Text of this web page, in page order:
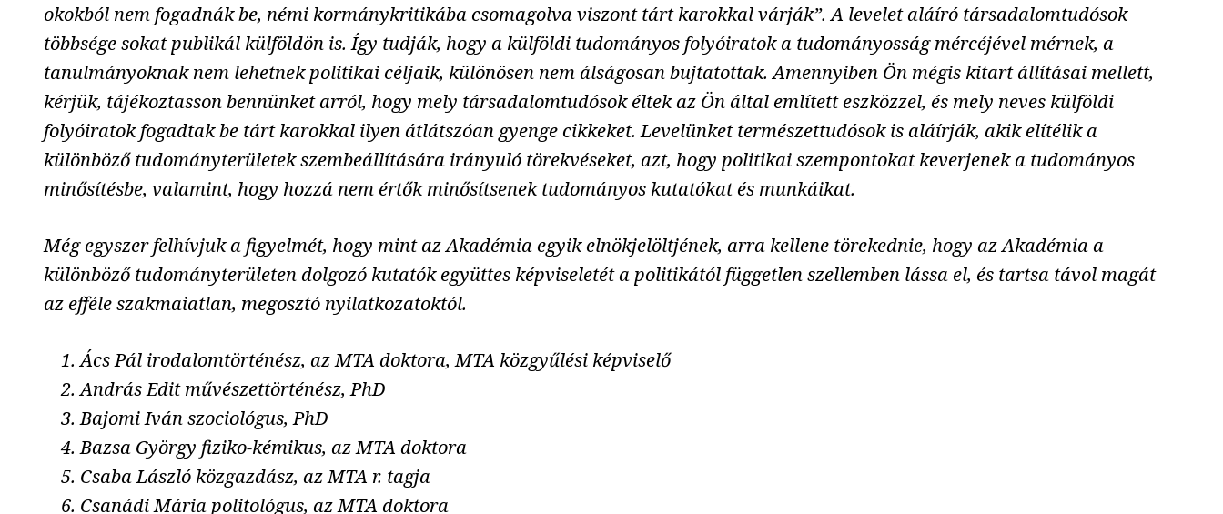
okokból nem fogadnák be, némi kormánykritikába csomagolva viszont tárt karokkal várják”. A levelet aláíró társadalomtudósok
többsége sokat publikál külföldön is. Így tudják, hogy a külföldi tudományos folyóiratok a tudományosság mércéjével mérnek, a
tanulmányoknak nem lehetnek politikai céljaik, különösen nem álságosan bujtatottak. Amennyiben Ön mégis kitart állításai mellett,
kérjük, tájékoztasson bennünket arról, hogy mely társadalomtudósok éltek az Ön által említett eszközzel, és mely neves külföldi
folyóiratok fogadtak be tárt karokkal ilyen átlátszóan gyenge cikkeket. Levelünket természettudósok is aláírják, akik elítélik a
különböző tudományterületek szembeállítására irányuló törekvéseket, azt, hogy politikai szempontokat keverjenek a tudományos
minősítésbe, valamint, hogy hozzá nem értők minősítsenek tudományos kutatókat és munkáikat.
Még egyszer felhívjuk a figyelmét, hogy mint az Akadémia egyik elnökjelöltjének, arra kellene törekednie, hogy az Akadémia a
különböző tudományterületen dolgozó kutatók együttes képviseletét a politikától független szellemben lássa el, és tartsa távol magát
az efféle szakmaiatlan, megosztó nyilatkozatoktól.
Ács Pál irodalomtörténész, az MTA doktora, MTA közgyűlési képviselő
András Edit művészettörténész, PhD
Bajomi Iván szociológus, PhD
Bazsa György fiziko-kémikus, az MTA doktora
Csaba László közgazdász, az MTA r. tagja
Csanádi Mária politológus, az MTA doktora